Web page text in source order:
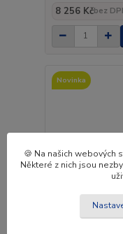
8 256 Kčbez
Novinka
🍪 Na našich webových
Některé z nich jsou